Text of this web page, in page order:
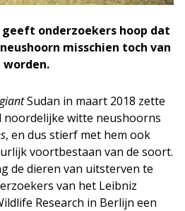
onderzoekers hoop dat
misschien toch van
Sudan in maart 2018 zette
noordelijke witte neushoorns
, en dus stierf met hem ook
voortbestaan van de soort.
de dieren van uitsterven te
van het Leibniz
Research in Berlijn een